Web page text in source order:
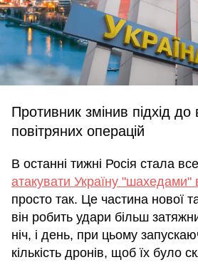
Противник змінив підхід
повітряних операцій
В останні тижні Росія стала
атакувати Україну "шахедами"
просто так. Це частина нової
він робить удари більш
ніч, і день, при цьому
кількість дронів, щоб їх було